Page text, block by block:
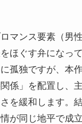
マンス要素（男
ほぐす弁になっ
孤独ですが、本
係」を配置し、
を緩和します。
が同じ地平で成